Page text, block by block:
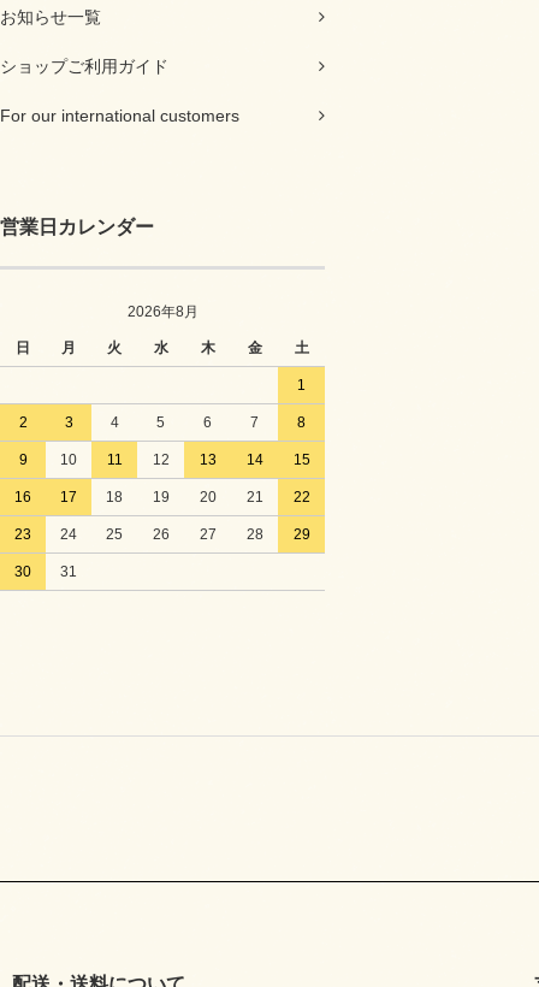
お知らせ一覧
ショップご利用ガイド
For our international customers
営業日カレンダー
2026年8月
日 月 火 水 木 金 土
1
2 3 4 5 6 7 8
9 10 11 12 13 14 15
16 17 18 19 20 21 22
23 24 25 26 27 28 29
30 31